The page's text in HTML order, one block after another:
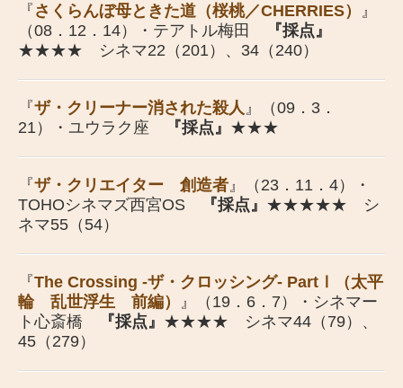
『 さくらんぼ母ときた道（桜桃／CHERRIES）
』
（08．12．14）・テアトル梅田
『採点』
★★★★ シネマ22（201）、34（240）
『ザ・クリーナー消された殺人 』（09．3．
21）・ユウラク座
『採点』 ★★★
『ザ・クリエイター 創造者 』（23．11．4）・
TOHOシネマズ西宮OS
『採点』 ★★★★★ シ
ネマ55（54）
『The Crossing -ザ・クロッシング- PartⅠ（太平
輪 乱世浮生 前編）
』（19．6．7）・シネマー
ト心斎橋
『採点』 ★★★★ シネマ44（79）、
45（279）